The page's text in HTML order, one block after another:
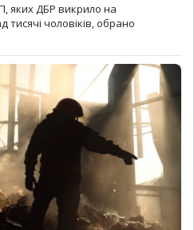
яких ДБР викрило на
тисячі чоловіків, обрано